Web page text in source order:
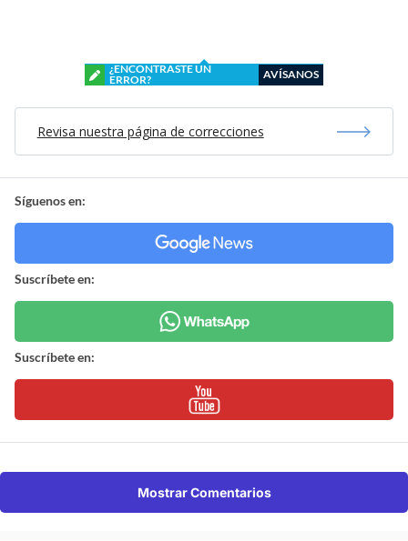
¿ENCONTRASTE UN
ERROR?
AVÍSANOS
Revisa nuestra página de correcciones
Síguenos en:
Suscríbete en:
Suscríbete en:
Mostrar Comentarios